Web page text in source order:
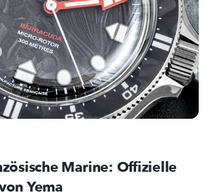
Marine: Offizielle
Yema